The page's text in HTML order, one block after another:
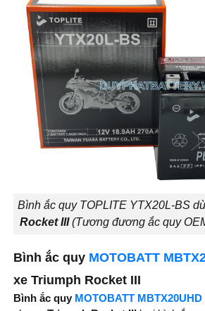
Bình ắc quy TOPLITE YTX20L-BS
Rocket III(Tương đương ắc quy
Bình ắc quy MOTOBATT
xe Triumph Rocket III
Bình ắc quy MOTOBATT MBTX20UHD